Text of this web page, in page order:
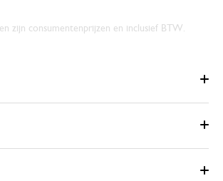
zijn consumentenprijzen en inclusief BTW.